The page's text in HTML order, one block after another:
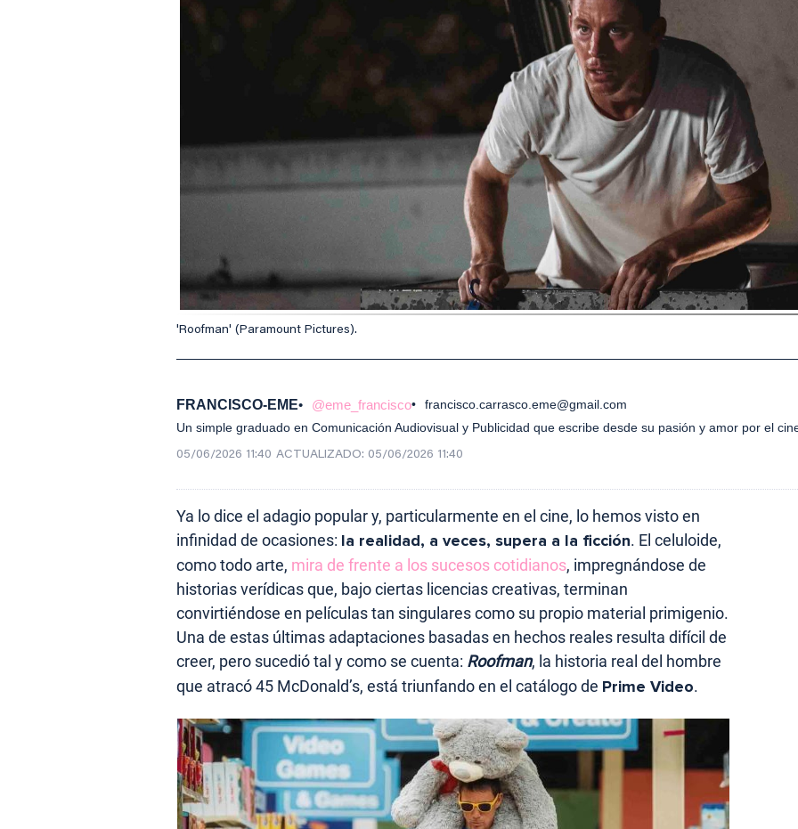
'Roofman' (Paramount Pictures).
FRANCISCO-EME @eme_francisco
francisco.carrasco.eme@gmail.com
Un simple graduado en Comunicación Audiovisual y Publicidad que escribe desde su pasión y amor por el
05/06/2026 11:40 ACTUALIZADO: 05/06/2026 11:40
Ya lo dice el adagio popular y, particularmente en el cine, lo hemos visto en
infinidad de ocasiones: la realidad, a veces, supera a la ficción. El celuloide,
como todo arte, mira de frente a los sucesos cotidianos, impregnándose de
historias verídicas que, bajo ciertas licencias creativas, terminan
convirtiéndose en películas tan singulares como su propio material primigenio.
Una de estas últimas adaptaciones basadas en hechos reales resulta difícil de
creer, pero sucedió tal y como se cuenta: Roofman, la historia real del hombre
que atracó 45 McDonald’s, está triunfando en el catálogo de Prime Video.